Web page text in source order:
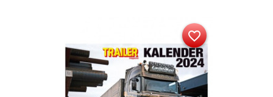
favorite_border